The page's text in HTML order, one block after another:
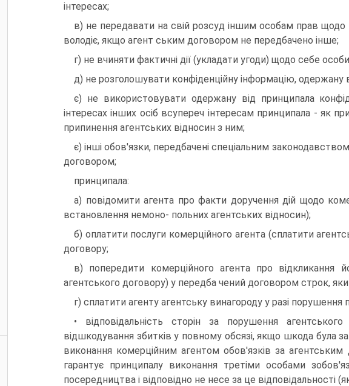
інтересах;
в) не передавати на свій розсуд іншим особам прав щодо
володіє, якщо агент ським договором не передбачено інше;
г) не вчиняти фактичні дії (укладати угоди) щодо себе
д) не розголошувати конфіденційну інформацію, одержану
є) не використовувати одержану від принципала
інтересах інших осіб всупереч інтересам принципала - як
припинення агентських відносин з ним;
є) інші обов'язки, передбачені спеціальним
договором;
принципала:
а) повідомити агента про факти доручення дій щодо
встановлення немоно- польних агентських відносин);
б) оплатити послуги комерційного агента (сплатити
договору;
в) попередити комерційного агента про відкликання
агентського договору) у передба чений договором строк,
г) сплатити агенту агентську винагороду у разі
• відповідальність сторін за порушення
відшкодування збитків у повному обсязі, якщо шкода була
виконання комерційним агентом обов'язків за
гарантує принципалу виконання третіми особами
посередництва і відповідно не несе за це